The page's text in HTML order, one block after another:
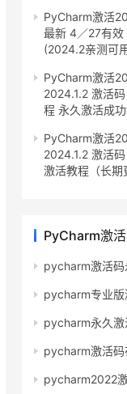
PyCharm激活
最新 4／27有
(2024.2亲测可
PyCharm激活
2024.1.2 激活
程 永久激活成
PyCharm激活
2024.1.2 激活
激活教程（长期
PyCharm激活
pycharm激活码
pycharm专业版
pycharm永久激
pycharm激活码
pycharm2022